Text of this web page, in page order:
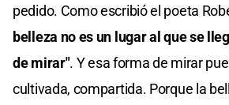
pedido. Como escribió el poeta
belleza no es un lugar al que se
de mirar". Y esa forma de mirar
cultivada, compartida. Porque la